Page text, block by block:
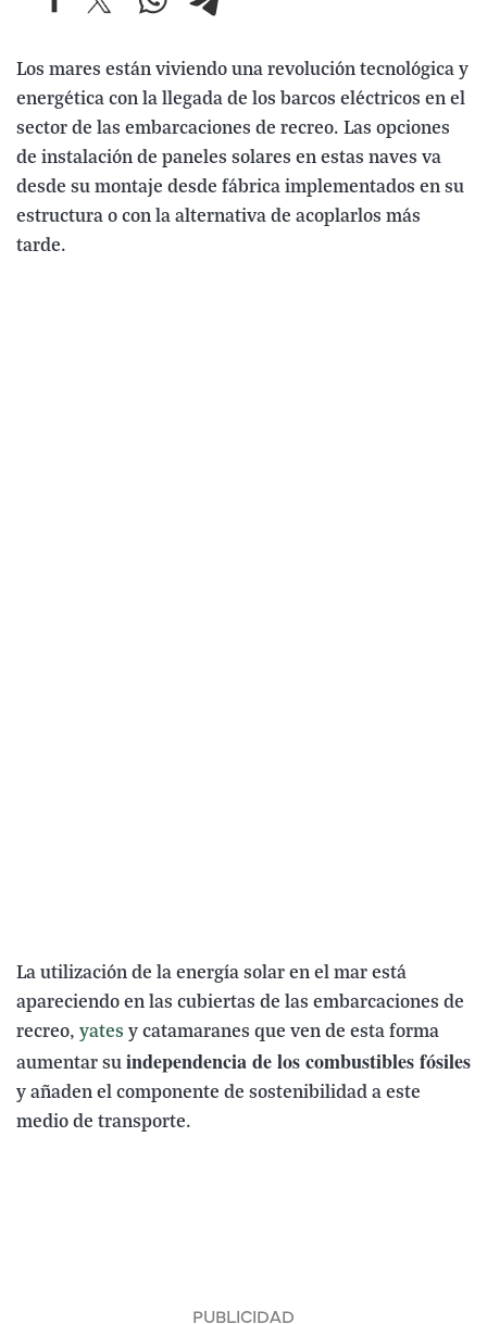
Los mares están viviendo una revolución tecnológica y
energética con la llegada de los barcos eléctricos en el
sector de las embarcaciones de recreo. Las opciones
de instalación de paneles solares en estas naves va
desde su montaje desde fábrica implementados en su
estructura o con la alternativa de acoplarlos más
tarde.
La utilización de la energía solar en el mar está
apareciendo en las cubiertas de las embarcaciones de
recreo, yates y catamaranes que ven de esta forma
aumentar su independencia de los combustibles fósiles
y añaden el componente de sostenibilidad a este
medio de transporte.